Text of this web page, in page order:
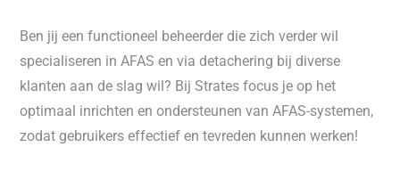
Ben jij een functioneel beheerder die zich verder wil
specialiseren in AFAS en via detachering bij diverse
klanten aan de slag wil? Bij Strates focus je op het
optimaal inrichten en ondersteunen van AFAS-systemen,
zodat gebruikers effectief en tevreden kunnen werken!